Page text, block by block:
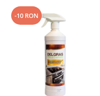
-10 RON